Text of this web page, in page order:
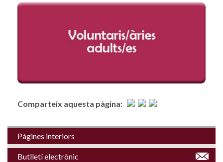
Comparteix aquesta pàgina:
Pàgines interiors
Butlletí electrònic